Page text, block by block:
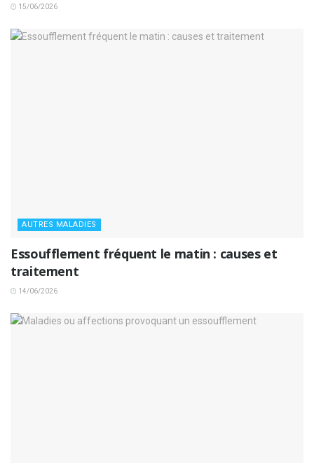
15/06/2026
AUTRES MALADIES
Essoufflement fréquent le matin : causes et
traitement
14/06/2026